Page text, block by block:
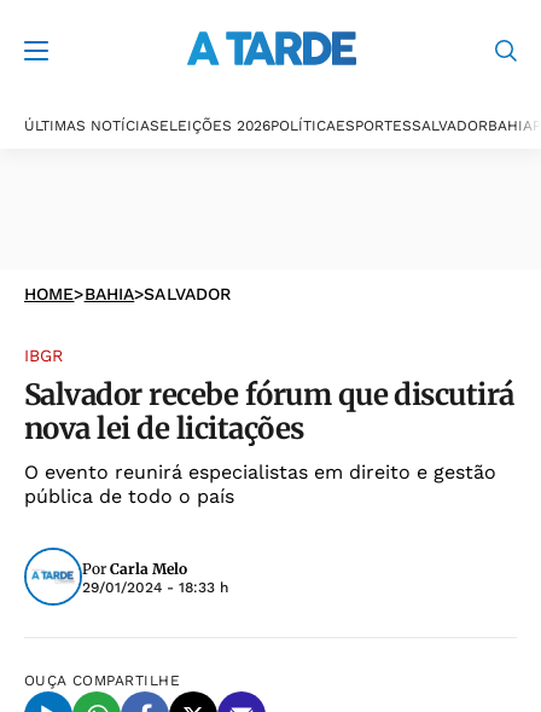
ÚLTIMAS NOTÍCIASELEIÇÕES 2026POLÍTICAESPORTESSALVADORBAHIA
HOME>BAHIA>SALVADOR
IBGR
Salvador recebe fórum que discutirá
nova lei de licitações
O evento reunirá especialistas em direito e gestão
pública de todo o país
Por Carla Melo
29/01/2024 - 18:33 h
OUÇA COMPARTILHE